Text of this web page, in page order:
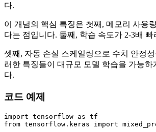
다.
이 개념의 핵심 특징은 첫째, 메모리 사용
다는 점입니다. 둘째, 학습 속도가 2-3배 빠
셋째, 자동 손실 스케일링으로 수치 안정성
러한 특징들이 대규모 모델 학습을 가능하
다.
코드 예제
import tensorflow as
from tensorflow.keras import